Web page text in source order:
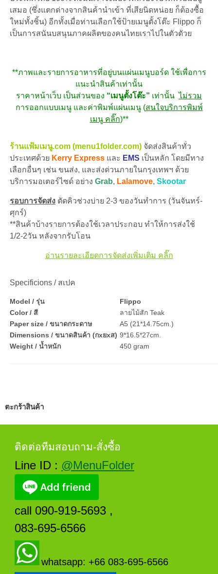
เสมอ (ซึ่งแตกต่างจากสินค้านำเข้า ที่เสียนิดหน่อย ก็ต้องซื้อ
ใหม่ทั้งชิ้น) อีกทั้งเมื่อท่านเลือกใช้ป้ายเมนูตั้งโต๊ะ Flippo ก็
เป็นการสนันบสนุนภาคผลิตของคนไทยเราไปในตัวดัวย
**ภาพและรายการอาหารที่อยู่บนแผ่นเมนูบอร์ด ใช้เพื่อการ
แนะนำสินค้าเท่านั้น
ราคาหน้าเว็บ เป็นส่วนของ “เมนูตั้งโต๊ะ” เท่านั้นไม่รวม
การออกแบบเมนู และค่าพิมพ์แผ่นเมนู (สนใจบริการพิมพ์
เมนู คลิ๊ก)**
ร้านแฟ้มเมนู.com (menu1folder.com) จัดส่งสินค้าทั่ว
ประเทศด้วย Kerry Express และ EMS เป็นหลัก โดยมีทาง
เลือกอื่นๆ เช่น ขนส่ง, และส่งด่วนภายในกรุงเทพฯ ด้วย
บริการมอเตอร์ไซด์ อย่าง Grab, Lalamove, Skootar
รอบการจัดส่ง ตัดคิวช่วงบ่าย 2-3 ของวันทำการ (วันจันทร์-
ศุกร์)
**สินค้าบ้างรายการต้องใช้เวลาประกอบ ทำให้การส่งใช้
1/2-2วัน หลังจากรับโอน
อ่านรายละเอียดการจัดส่งเพิ่มเติม คลิ๊ก
Specificions / สเปค
Model / รุ่น
Flippo
Color / สี
ลายไม้สัก Teak
Paper size / ขนาดกระดาษ
A5 (21*14.75cm.)
Dimensions / ขนาดสินค้า (กxยxส) 9*16.5*27cm.
Weight / น้ำหนัก
450 gram
ตะกร้าสินค้า
ติดต่อทีมสอบถาม-สั่งซื้อ
Line ID : @MenuFolder
call 090-919-5693 ,
083-695-6566
whatsapp: +66 083-695-6566